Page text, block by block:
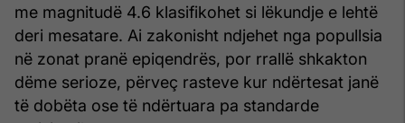
me magnitudë 4.6 klasifikohet si lëkundje e lehtë
deri mesatare. Ai zakonisht ndjehet nga popullsia
në zonat pranë epiqendrës, por rrallë shkakton
dëme serioze, përveç rasteve kur ndërtesat janë
të dobëta ose të ndërtuara pa standarde